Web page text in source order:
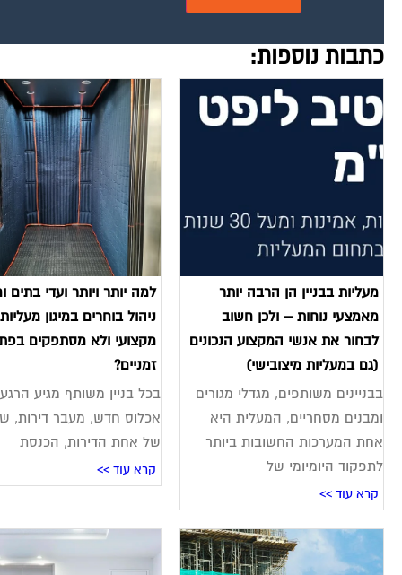
כתבות נוספות:
מעליות בבניין הן הרבה יותר
מאמצעי נוחות – ולכן חשוב
לבחור את אנשי המקצוע הנכונים
(גם במעליות מיצובישי)
בבניינים משותפים, מגדלי מגורים
ומבנים מסחריים, המעלית היא
אחת המערכות החשובות ביותר
לתפקוד היומיומי של
קרא עוד >>
למה יותר ויותר ועדי בתים
ניהול בוחרים במיגון מעליות
מקצועי ולא מסתפקים
זמניים?
בכל בניין משותף מגיע
אכלוס חדש, מעבר דירות,
של אחת הדירות, הכנסת
קרא עוד >>